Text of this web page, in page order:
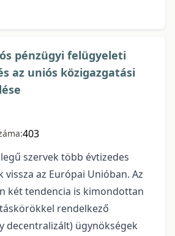
pénzügyi felügyeleti
az uniós közigazgatási
403
szervek több évtizedes
az Európai Unióban. Az
két tendencia is kimondottan
rendelkező
decentralizált) ügynökségek